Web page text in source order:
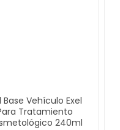
Base Vehículo Exel
Tratamiento
240ml